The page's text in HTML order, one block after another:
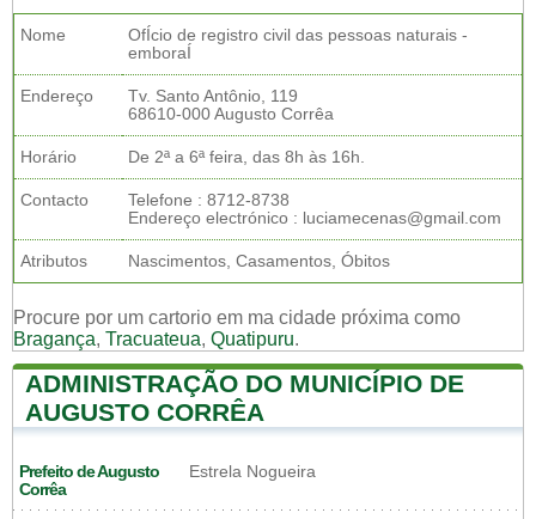
Nome
OfÍcio de registro civil das pessoas naturais -
emboraÍ
Endereço
Tv. Santo Antônio, 119
68610-000 Augusto Corrêa
Horário De 2ª a 6ª feira, das 8h às 16h.
Contacto
Telefone : 8712-8738
Endereço electrónico : luciamecenas@gmail.com
Atributos Nascimentos, Casamentos, Óbitos
Procure por um cartorio em ma cidade próxima como
Bragança, Tracuateua, Quatipuru.
ADMINISTRAÇÃO DO MUNICÍPIO DE
AUGUSTO CORRÊA
Prefeito de Augusto
Corrêa
Estrela Nogueira